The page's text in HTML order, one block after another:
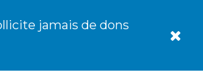
jamais de dons